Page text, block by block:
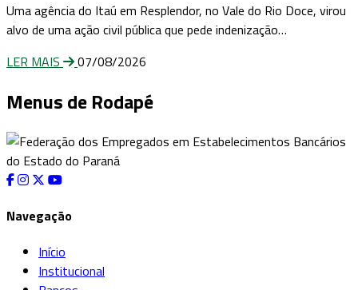
Uma agência do Itaú em Resplendor, no Vale do Rio Doce, virou
alvo de uma ação civil pública que pede indenização…
LER MAIS
07/08/2026
Menus de Rodapé
Navegação
Início
Institucional